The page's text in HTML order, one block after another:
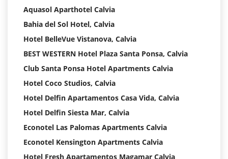
Aquasol Aparthotel Calvia
Bahia del Sol Hotel, Calvia
Hotel BelleVue Vistanova, Calvia
BEST WESTERN Hotel Plaza Santa Ponsa, Calvia
Club Santa Ponsa Hotel Apartments Calvia
Hotel Coco Studios, Calvia
Hotel Delfin Apartamentos Casa Vida, Calvia
Hotel Delfin Siesta Mar, Calvia
Econotel Las Palomas Apartments Calvia
Econotel Kensington Apartments Calvia
Hotel Fresh Apartamentos Magamar Calvia